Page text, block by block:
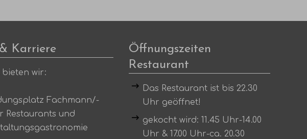
Karriere
bieten wir:
Fachmann/-
Restaurants und
Öffnungszeiten
Restaurant
Das Restaurant ist bis 22.30
Uhr geöffnet!
gekocht wird: 11.45 Uhr-14.00
Uhr & 17.00 Uhr-ca. 20.30